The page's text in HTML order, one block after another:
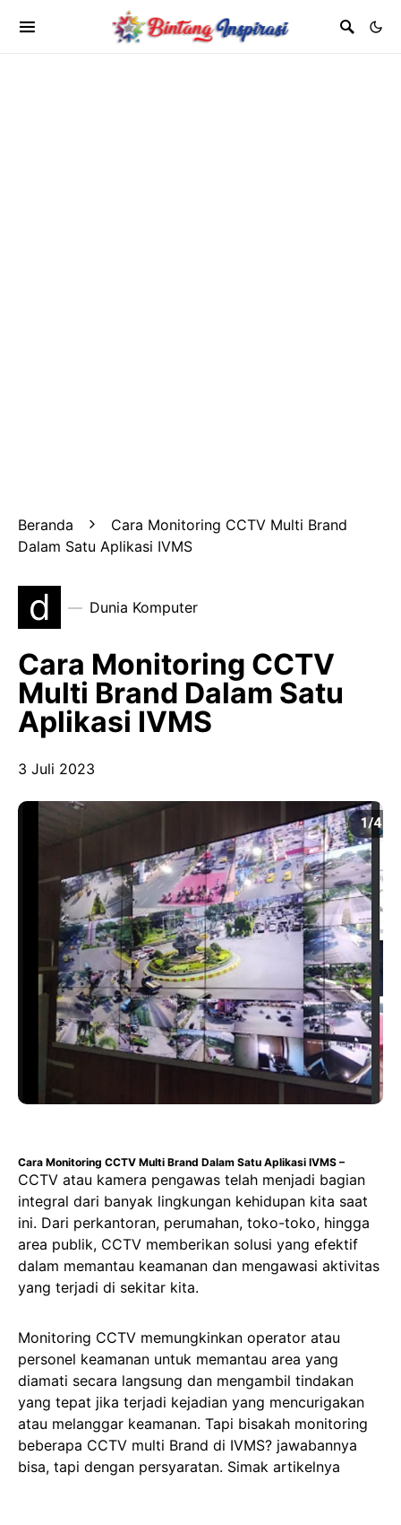
Beranda
Cara Monitoring CCTV Multi Brand
Dalam Satu Aplikasi IVMS
d Dunia Komputer
Cara Monitoring CCTV
Multi Brand Dalam Satu
Aplikasi IVMS
3 Juli 2023
Cara Monitoring CCTV Multi Brand Dalam Satu Aplikasi IVMS –
CCTV atau kamera pengawas telah menjadi bagian
integral dari banyak lingkungan kehidupan kita saat
ini. Dari perkantoran, perumahan, toko-toko, hingga
area publik, CCTV memberikan solusi yang efektif
dalam memantau keamanan dan mengawasi aktivitas
yang terjadi di sekitar kita.
Monitoring CCTV memungkinkan operator atau
personel keamanan untuk memantau area yang
diamati secara langsung dan mengambil tindakan
yang tepat jika terjadi kejadian yang mencurigakan
atau melanggar keamanan. Tapi bisakah monitoring
beberapa CCTV multi Brand di IVMS? jawabannya
bisa, tapi dengan persyaratan. Simak artikelnya